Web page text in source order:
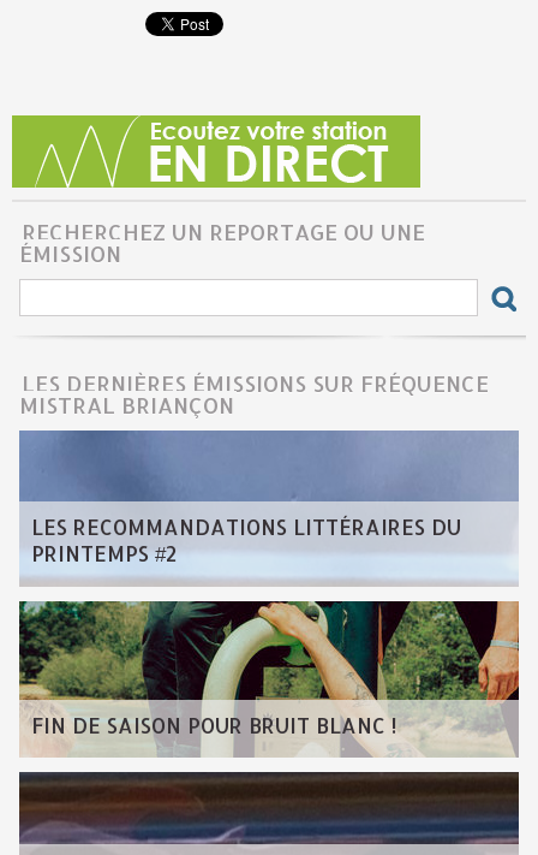
RECHERCHEZ UN REPORTAGE OU UNE
ÉMISSION
LES DERNIÈRES ÉMISSIONS SUR FRÉQUENCE
MISTRAL BRIANÇON
LES RECOMMANDATIONS LITTÉRAIRES DU
PRINTEMPS #2
FIN DE SAISON POUR BRUIT BLANC !